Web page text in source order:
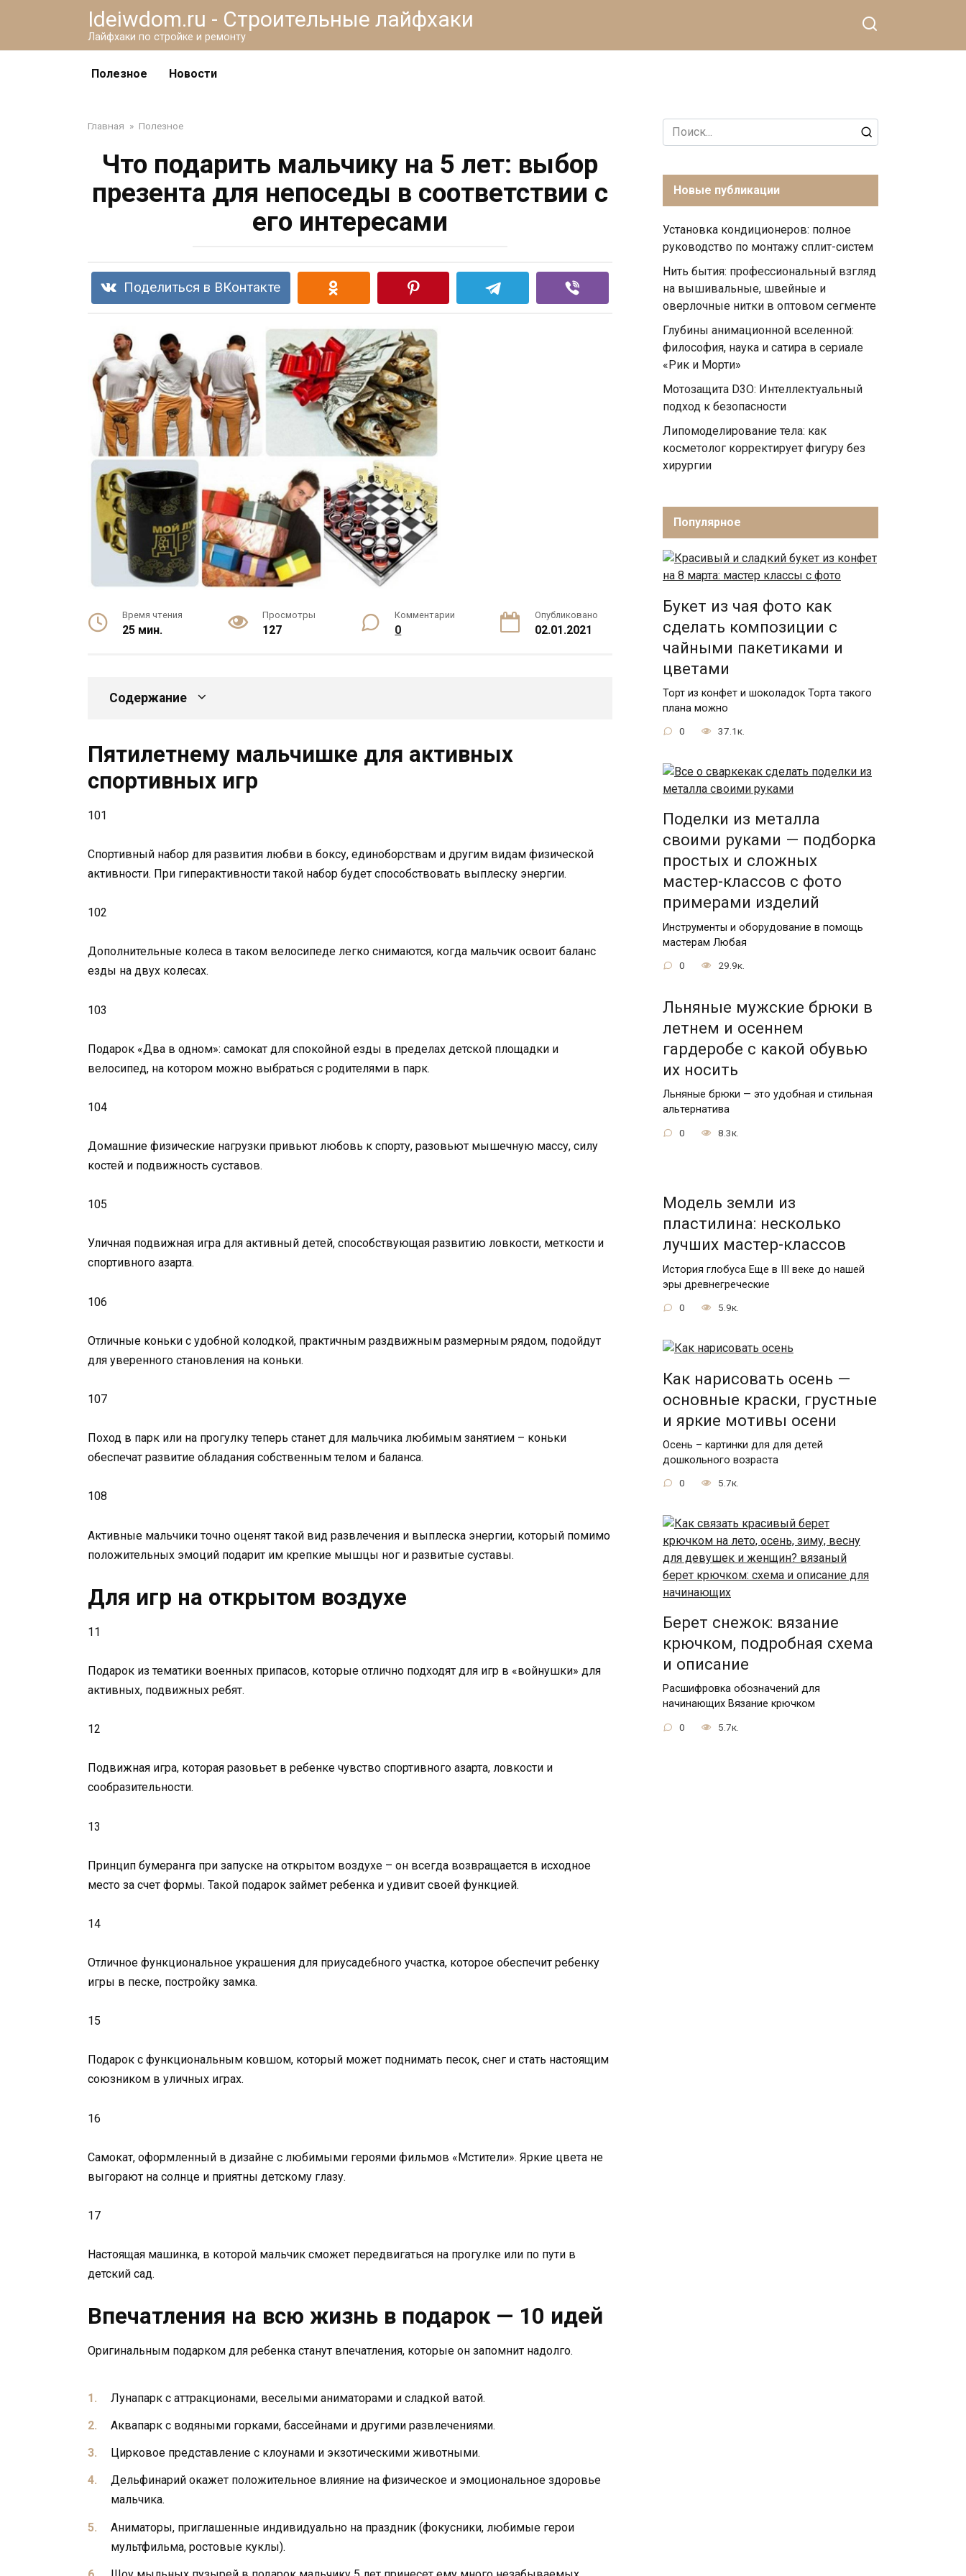
Ideiwdom.ru - Строительные лайфхаки
Лайфхаки по стройке и ремонту
Полезное Новости
Главная » Полезное
Что подарить мальчику на 5 лет: выбор
презента для непоседы в соответствии с
его интересами
Поделиться в ВКонтакте
Время чтения
25 мин.
Просмотры
127
Комментарии
0
Опубликовано
02.01.2021
Содержание
Пятилетнему мальчишке для активных
спортивных игр
101
Спортивный набор для развития любви в боксу, единоборствам и другим видам физической
активности. При гиперактивности такой набор будет способствовать выплеску энергии.
102
Дополнительные колеса в таком велосипеде легко снимаются, когда мальчик освоит баланс
езды на двух колесах.
103
Подарок «Два в одном»: самокат для спокойной езды в пределах детской площадки и
велосипед, на котором можно выбраться с родителями в парк.
104
Домашние физические нагрузки привьют любовь к спорту, разовьют мышечную массу, силу
костей и подвижность суставов.
105
Уличная подвижная игра для активный детей, способствующая развитию ловкости, меткости и
спортивного азарта.
106
Отличные коньки с удобной колодкой, практичным раздвижным размерным рядом, подойдут
для уверенного становления на коньки.
107
Поход в парк или на прогулку теперь станет для мальчика любимым занятием – коньки
обеспечат развитие обладания собственным телом и баланса.
108
Активные мальчики точно оценят такой вид развлечения и выплеска энергии, который помимо
положительных эмоций подарит им крепкие мышцы ног и развитые суставы.
Для игр на открытом воздухе
11
Подарок из тематики военных припасов, которые отлично подходят для игр в «войнушки» для
активных, подвижных ребят.
12
Подвижная игра, которая разовьет в ребенке чувство спортивного азарта, ловкости и
сообразительности.
13
Принцип бумеранга при запуске на открытом воздухе – он всегда возвращается в исходное
место за счет формы. Такой подарок займет ребенка и удивит своей функцией.
14
Отличное функциональное украшения для приусадебного участка, которое обеспечит ребенку
игры в песке, постройку замка.
15
Подарок с функциональным ковшом, который может поднимать песок, снег и стать настоящим
союзником в уличных играх.
16
Самокат, оформленный в дизайне с любимыми героями фильмов «Мстители». Яркие цвета не
выгорают на солнце и приятны детскому глазу.
17
Настоящая машинка, в которой мальчик сможет передвигаться на прогулке или по пути в
детский сад.
Впечатления на всю жизнь в подарок — 10 идей
Оригинальным подарком для ребенка станут впечатления, которые он запомнит надолго.
Лунапарк с аттракционами, веселыми аниматорами и сладкой ватой.
Аквапарк с водяными горками, бассейнами и другими развлечениями.
Цирковое представление с клоунами и экзотическими животными.
Дельфинарий окажет положительное влияние на физическое и эмоциональное здоровье
мальчика.
Аниматоры, приглашенные индивидуально на праздник (фокусники, любимые герои
мультфильма, ростовые куклы).
Search
for:
Новые публикации
Установка кондиционеров: полное
руководство по монтажу сплит-систем
Нить бытия: профессиональный взгляд
на вышивальные, швейные и
оверлочные нитки в оптовом сегменте
Глубины анимационной вселенной:
философия, наука и сатира в сериале
«Рик и Морти»
Мотозащита D3O: Интеллектуальный
подход к безопасности
Липомоделирование тела: как
косметолог корректирует фигуру без
хирургии
Популярное
Букет из чая фото как
сделать композиции с
чайными пакетиками и
цветами
Торт из конфет и шоколадок Торта такого
плана можно
0 37.1к.
Поделки из металла
своими руками — подборка
простых и сложных
мастер-классов с фото
примерами изделий
Инструменты и оборудование в помощь
мастерам Любая
0 29.9к.
Льняные мужские брюки в
летнем и осеннем
гардеробе с какой обувью
их носить
Льняные брюки — это удобная и стильная
альтернатива
0 8.3к.
Модель земли из
пластилина: несколько
лучших мастер-классов
История глобуса Еще в III веке до нашей
эры древнегреческие
0 5.9к.
Как нарисовать осень —
основные краски, грустные
и яркие мотивы осени
Осень – картинки для для детей
дошкольного возраста
0 5.7к.
Берет снежок: вязание
крючком, подробная схема
и описание
Расшифровка обозначений для
начинающих Вязание крючком
0 5.7к.